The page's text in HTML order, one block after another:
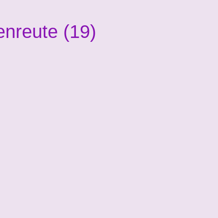
(19)